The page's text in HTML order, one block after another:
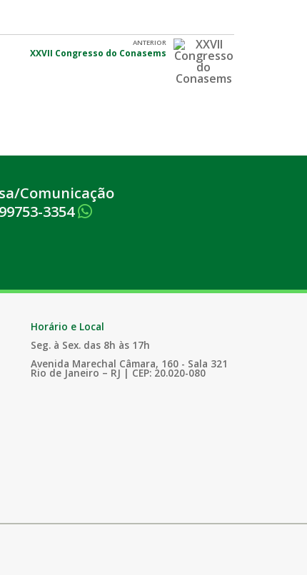
ANTERIOR
XXVII Congresso do Conasems
Comunicação
3354
Horário e Local
Seg. à Sex. das 8h às 17h
Avenida Marechal Câmara, 160 - Sala 321
Rio de Janeiro – RJ | CEP: 20.020-080